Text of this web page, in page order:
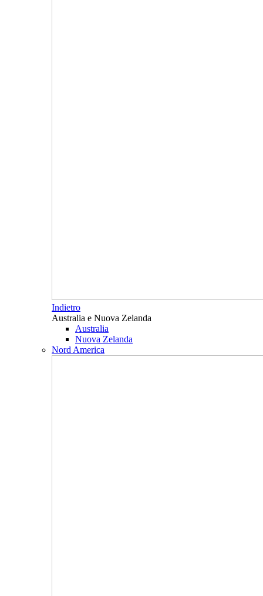
Indietro
Australia e Nuova Zelanda
Australia
Nuova Zelanda
Nord America